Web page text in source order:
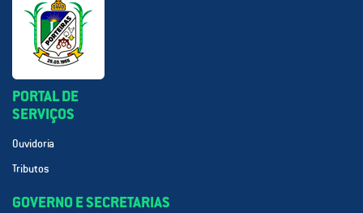
PORTAL DE
SERVIÇOS
Ouvidoria
Tributos
GOVERNO E SECRETARIAS